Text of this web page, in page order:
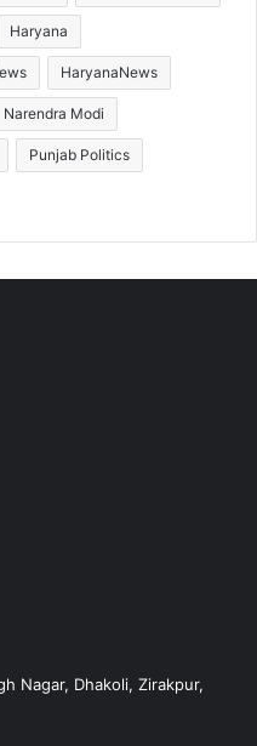
Haryana
HaryanaNews
Narendra Modi
Punjab Politics
Nagar, Dhakoli, Zirakpur,